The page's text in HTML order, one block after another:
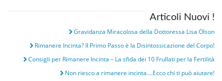
Articoli Nuovi !
Gravidanza Miracolosa della Dottoressa Lisa Olson
Rimanere Incinta? Il Primo Passo è la Disintossicazione del Corpo!
Consigli per Rimanere Incinta – La sfida dei 10 Frullati per la Fertilità
Non riesco a rimanere incinta….Ecco chi ti può aiutare!